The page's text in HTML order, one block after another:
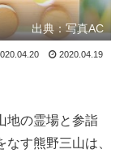
出典：写真AC
2020.04.19
地の霊場と参詣
す熊野三山は、